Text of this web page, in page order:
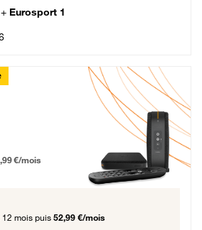
Eurosport 1
Fibre
12 mois puis 57,99 € par mois, Engagement 12 mois
€/mois
12 mois puis 52,99 €/mois